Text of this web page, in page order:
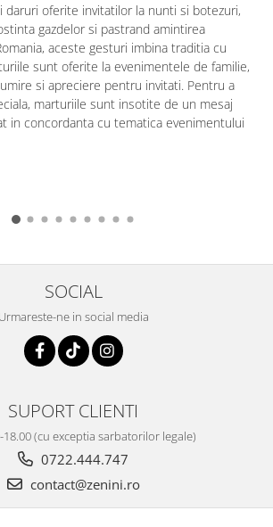
daruri oferite invitatilor la nunti si botezuri,
gazdelor si pastrand amintirea
aceste gesturi imbina traditia cu
sunt oferite la evenimentele de familie,
si apreciere pentru invitati. Pentru a
marturiile sunt insotite de un mesaj
in concordanta cu tematica evenimentului
SOCIAL
Urmareste-ne in social media
SUPORT CLIENTI
18.00 (cu exceptia sarbatorilor legale)
0722.444.747
contact@zenini.ro